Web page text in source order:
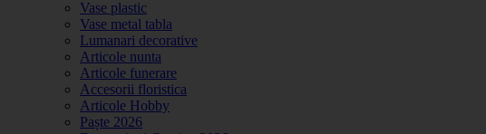
Vase plastic
Vase metal tabla
Lumanari decorative
Articole nunta
Articole funerare
Accesorii floristica
Articole Hobby
Paște 2026